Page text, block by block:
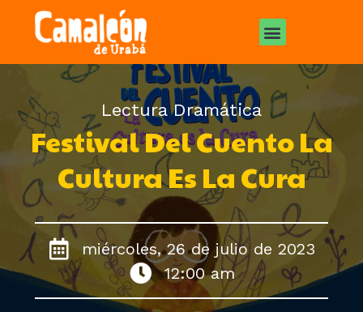
Lectura Dramática
Festival Del Cuento La
Cultura Es La Cura
miércoles, 26 de julio de 2023
12:00 am